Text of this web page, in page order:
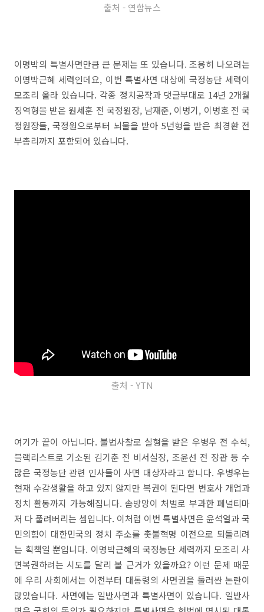
출처 - 연합뉴스
이명박의 특별사면만큼 큰 문제는 또 있습니다. 조용히 나오려는
이명박근혜 세력인데요, 이번 특별사면 대상에 국정농단 세력이
모조리 올라 있습니다. 각종 정치공작과 댓글부대로 14년 2개월
징역형을 받은 원세훈 전 국정원장, 남재준, 이병기, 이병호 전 국
정원장들, 국정원으로부터 뇌물을 받아 5년형을 받은 최경환 전
부총리까지 포함되어 있습니다.
출처 - YTN
여기가 끝이 아닙니다. 불법사찰로 실형을 받은 우병우 전 수석,
블랙리스트로 기소된 김기춘 전 비서실장, 조윤선 전 장관 등 수
많은 국정농단 관련 인사들이 사면 대상자라고 합니다. 우병우는
현재 수감생활을 하고 있지 않지만 복권이 된다면 변호사 개업과
정치 활동까지 가능해집니다. 솜방망이 처벌로 부과한 페널티마
저 다 풀려버리는 셈입니다. 이처럼 이번 특별사면은 윤석열과 국
민의힘이 대한민국의 정치 주소를 촛불혁명 이전으로 되돌리려
는 획책일 뿐입니다. 이명박근혜의 국정농단 세력까지 모조리 사
면복권하려는 시도를 달리 볼 근거가 있을까요? 이런 문제 때문
에 우리 사회에서는 이전부터 대통령의 사면권을 둘러싼 논란이
많았습니다. 사면에는 일반사면과 특별사면이 있습니다. 일반사